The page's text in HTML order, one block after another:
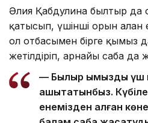
Әлия Қабдулина былтыр да
қатысып, үшінші орын алған
ол отбасымен бірге қымыз
жетілдіріп, арнайы саба да
— Былыр қымызды үш
ашытатынбыз.
енемізден қалған